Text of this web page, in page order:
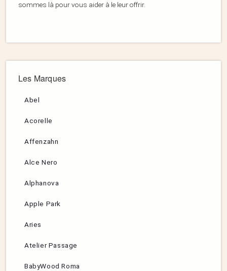
sommes là pour vous aider à le leur offrir.
Les Marques
Abel
Acorelle
Affenzahn
Alce Nero
Alphanova
Apple Park
Aries
Atelier Passage
BabyWood Roma